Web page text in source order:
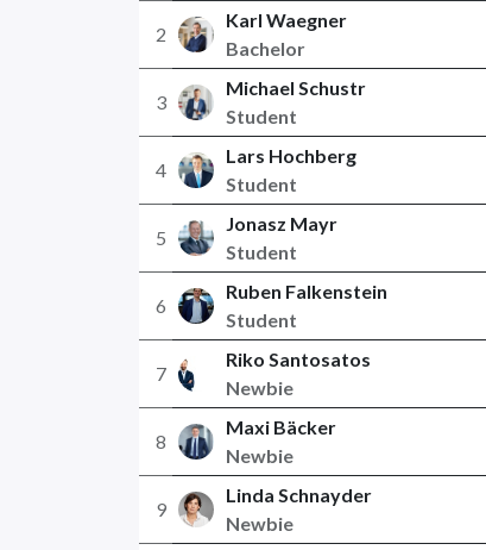
2
Karl Waegner
Bachelor
3
Michael Schustr
Student
4
Lars Hochberg
Student
5
Jonasz Mayr
Student
6
Ruben Falkenstein
Student
7
Riko Santosatos
Newbie
8
Maxi Bäcker
Newbie
9
Linda Schnayder
Newbie